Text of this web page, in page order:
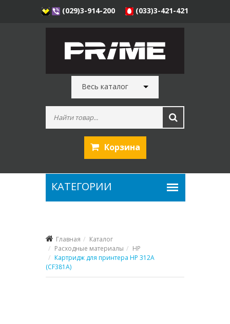
(029)3-914-200 (033)3-421-421
Весь каталог
Корзина
Главная
Каталог
Расходные материалы
HP
Картридж для принтера HP 312A
(CF381A)